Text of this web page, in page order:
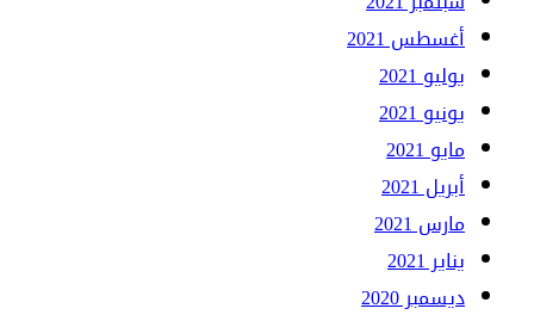
أغسطس 2021
يوليو 2021
يونيو 2021
مايو 2021
أبريل 2021
مارس 2021
يناير 2021
ديسمبر 2020